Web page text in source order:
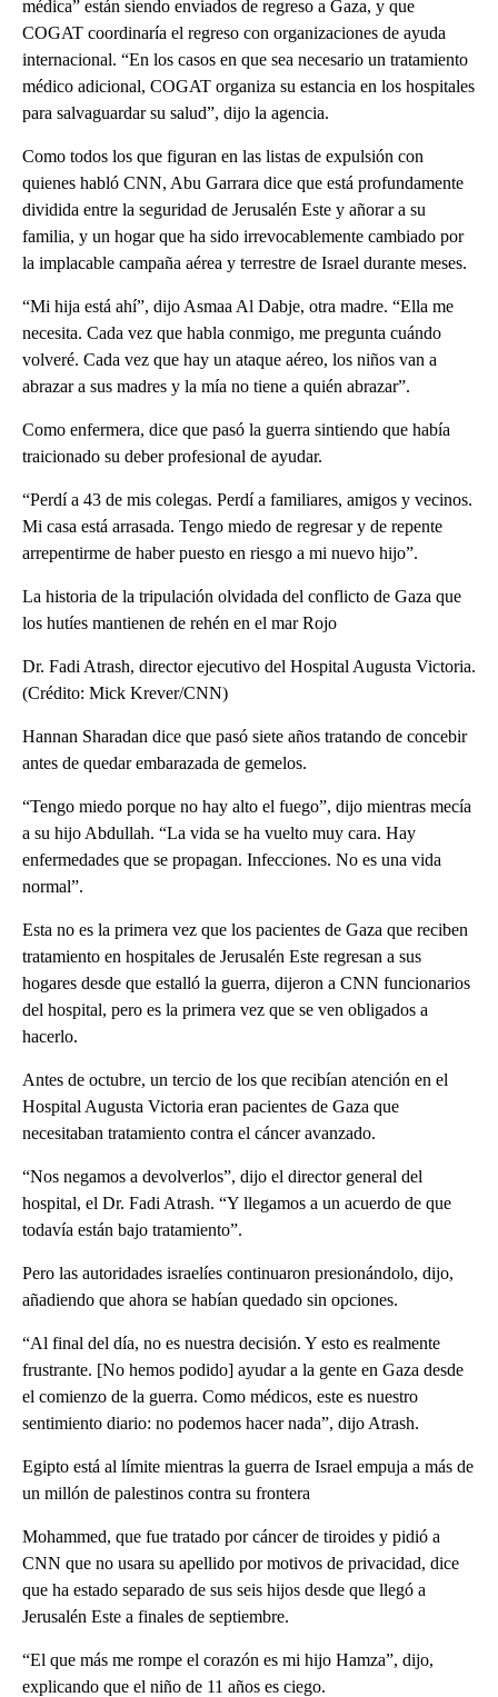
médica” están siendo enviados de regreso a Gaza, y que
COGAT coordinaría el regreso con organizaciones de ayuda
internacional. “En los casos en que sea necesario un tratamiento
médico adicional, COGAT organiza su estancia en los hospitales
para salvaguardar su salud”, dijo la agencia.
Como todos los que figuran en las listas de expulsión con
quienes habló CNN, Abu Garrara dice que está profundamente
dividida entre la seguridad de Jerusalén Este y añorar a su
familia, y un hogar que ha sido irrevocablemente cambiado por
la implacable campaña aérea y terrestre de Israel durante meses.
“Mi hija está ahí”, dijo Asmaa Al Dabje, otra madre. “Ella me
necesita. Cada vez que habla conmigo, me pregunta cuándo
volveré. Cada vez que hay un ataque aéreo, los niños van a
abrazar a sus madres y la mía no tiene a quién abrazar”.
Como enfermera, dice que pasó la guerra sintiendo que había
traicionado su deber profesional de ayudar.
“Perdí a 43 de mis colegas. Perdí a familiares, amigos y vecinos.
Mi casa está arrasada. Tengo miedo de regresar y de repente
arrepentirme de haber puesto en riesgo a mi nuevo hijo”.
La historia de la tripulación olvidada del conflicto de Gaza que
los hutíes mantienen de rehén en el mar Rojo
Dr. Fadi Atrash, director ejecutivo del Hospital Augusta Victoria.
(Crédito: Mick Krever/CNN)
Hannan Sharadan dice que pasó siete años tratando de concebir
antes de quedar embarazada de gemelos.
“Tengo miedo porque no hay alto el fuego”, dijo mientras mecía
a su hijo Abdullah. “La vida se ha vuelto muy cara. Hay
enfermedades que se propagan. Infecciones. No es una vida
normal”.
Esta no es la primera vez que los pacientes de Gaza que reciben
tratamiento en hospitales de Jerusalén Este regresan a sus
hogares desde que estalló la guerra, dijeron a CNN funcionarios
del hospital, pero es la primera vez que se ven obligados a
hacerlo.
Antes de octubre, un tercio de los que recibían atención en el
Hospital Augusta Victoria eran pacientes de Gaza que
necesitaban tratamiento contra el cáncer avanzado.
“Nos negamos a devolverlos”, dijo el director general del
hospital, el Dr. Fadi Atrash. “Y llegamos a un acuerdo de que
todavía están bajo tratamiento”.
Pero las autoridades israelíes continuaron presionándolo, dijo,
añadiendo que ahora se habían quedado sin opciones.
“Al final del día, no es nuestra decisión. Y esto es realmente
frustrante. [No hemos podido] ayudar a la gente en Gaza desde
el comienzo de la guerra. Como médicos, este es nuestro
sentimiento diario: no podemos hacer nada”, dijo Atrash.
Egipto está al límite mientras la guerra de Israel empuja a más de
un millón de palestinos contra su frontera
Mohammed, que fue tratado por cáncer de tiroides y pidió a
CNN que no usara su apellido por motivos de privacidad, dice
que ha estado separado de sus seis hijos desde que llegó a
Jerusalén Este a finales de septiembre.
“El que más me rompe el corazón es mi hijo Hamza”, dijo,
explicando que el niño de 11 años es ciego.